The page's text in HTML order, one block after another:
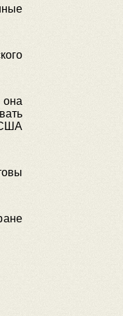
она
США